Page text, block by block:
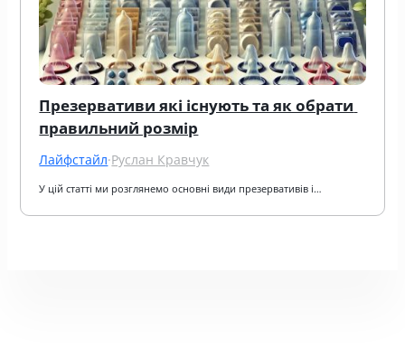
Презервативи які існують та як обрати
правильний розмір
Лайфстайл·Руслан Кравчук
У цій статті ми розглянемо основні види презервативів і…